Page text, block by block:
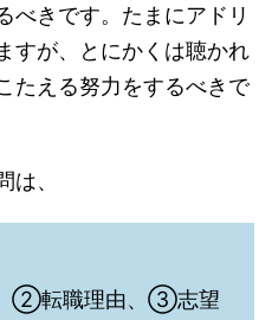
べきです。たまにアドリ
すが、とにかくは聴かれ
たえる努力をするべきで
、
②転職理由、③志望